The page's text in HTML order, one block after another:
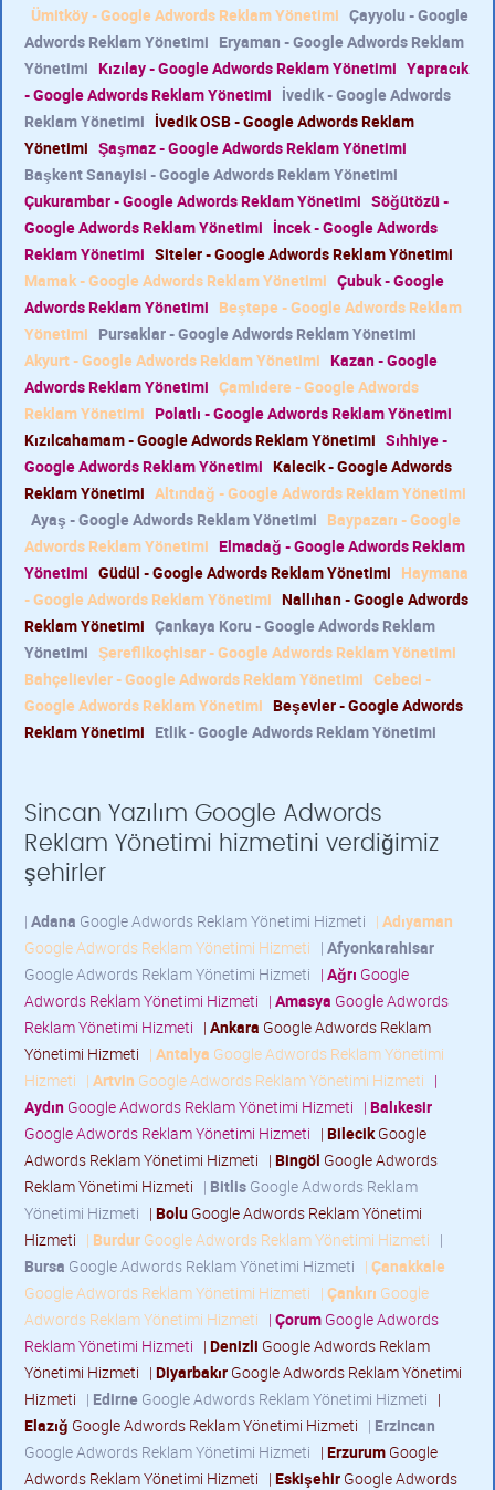
Ümitköy - Google Adwords Reklam Yönetimi Çayyolu - Google
Adwords Reklam Yönetimi Eryaman - Google Adwords Reklam
Yönetimi Kızılay - Google Adwords Reklam Yönetimi Yapracık
- Google Adwords Reklam Yönetimi İvedik - Google Adwords
Reklam Yönetimi İvedik OSB - Google Adwords Reklam
Yönetimi Şaşmaz - Google Adwords Reklam Yönetimi
Başkent Sanayisi - Google Adwords Reklam Yönetimi
Çukurambar - Google Adwords Reklam Yönetimi Söğütözü -
Google Adwords Reklam Yönetimi İncek - Google Adwords
Reklam Yönetimi Siteler - Google Adwords Reklam Yönetimi
Mamak - Google Adwords Reklam Yönetimi Çubuk - Google
Adwords Reklam Yönetimi Beştepe - Google Adwords Reklam
Yönetimi Pursaklar - Google Adwords Reklam Yönetimi
Akyurt - Google Adwords Reklam Yönetimi Kazan - Google
Adwords Reklam Yönetimi Çamlıdere - Google Adwords
Reklam Yönetimi Polatlı - Google Adwords Reklam Yönetimi
Kızılcahamam - Google Adwords Reklam Yönetimi Sıhhiye -
Google Adwords Reklam Yönetimi Kalecik - Google Adwords
Reklam Yönetimi Altındağ - Google Adwords Reklam Yönetimi
Ayaş - Google Adwords Reklam Yönetimi Baypazarı - Google
Adwords Reklam Yönetimi Elmadağ - Google Adwords Reklam
Yönetimi Güdül - Google Adwords Reklam Yönetimi Haymana
- Google Adwords Reklam Yönetimi Nallıhan - Google Adwords
Reklam Yönetimi Çankaya Koru - Google Adwords Reklam
Yönetimi Şereflikoçhisar - Google Adwords Reklam Yönetimi
Bahçelievler - Google Adwords Reklam Yönetimi Cebeci -
Google Adwords Reklam Yönetimi Beşevler - Google Adwords
Reklam Yönetimi Etlik - Google Adwords Reklam Yönetimi
Sincan Yazılım Google Adwords
Reklam Yönetimi hizmetini verdiğimiz
şehirler
| Adana Google Adwords Reklam Yönetimi Hizmeti | Adıyaman
Google Adwords Reklam Yönetimi Hizmeti | Afyonkarahisar
Google Adwords Reklam Yönetimi Hizmeti | Ağrı Google
Adwords Reklam Yönetimi Hizmeti | Amasya Google Adwords
Reklam Yönetimi Hizmeti | Ankara Google Adwords Reklam
Yönetimi Hizmeti | Antalya Google Adwords Reklam Yönetimi
Hizmeti | Artvin Google Adwords Reklam Yönetimi Hizmeti |
Aydın Google Adwords Reklam Yönetimi Hizmeti | Balıkesir
Google Adwords Reklam Yönetimi Hizmeti | BilecikGoogle
Adwords Reklam Yönetimi Hizmeti | Bingöl Google Adwords
Reklam Yönetimi Hizmeti | Bitlis Google Adwords Reklam
Yönetimi Hizmeti | Bolu Google Adwords Reklam Yönetimi
Hizmeti | Burdur Google Adwords Reklam Yönetimi Hizmeti |
Bursa Google Adwords Reklam Yönetimi Hizmeti | Çanakkale
Google Adwords Reklam Yönetimi Hizmeti | Çankırı Google
Adwords Reklam Yönetimi Hizmeti | Çorum Google Adwords
Reklam Yönetimi Hizmeti | Denizli Google Adwords Reklam
Yönetimi Hizmeti | Diyarbakır Google Adwords Reklam Yönetimi
Hizmeti | Edirne Google Adwords Reklam Yönetimi Hizmeti |
Elazığ Google Adwords Reklam Yönetimi Hizmeti | Erzincan
Google Adwords Reklam Yönetimi Hizmeti | Erzurum Google
Adwords Reklam Yönetimi Hizmeti | Eskişehir Google Adwords